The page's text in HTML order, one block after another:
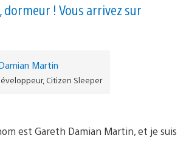
dormeur ! Vous arrivez sur
Martin
Citizen Sleeper
est Gareth Damian Martin, et je suis